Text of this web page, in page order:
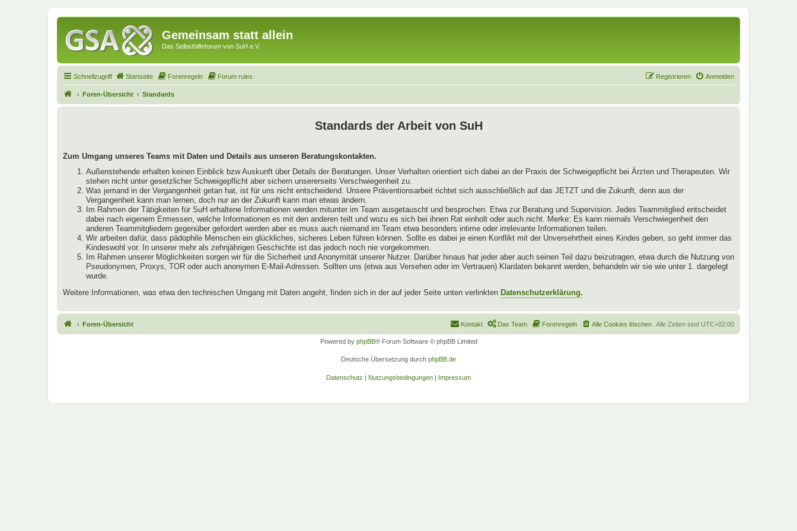
Gemeinsam statt allein
Das Selbsthilfeforum von SuH e.V.
Schnellzugriff Startseite Forenregeln Forum rules Anmelden
Registrieren
Foren-Übersicht Standards
Standards der Arbeit von SuH
Zum Umgang unseres Teams mit Daten und Details aus unseren Beratungskontakten.
Außenstehende erhalten keinen Einblick bzw Auskunft über Details der Beratungen. Unser Verhalten orientiert sich dabei an der Praxis der Schweigepflicht bei Ärzten und Therapeuten. Wir
stehen nicht unter gesetzlicher Schweigepflicht aber sichern unsererseits Verschwiegenheit zu.
Was jemand in der Vergangenheit getan hat, ist für uns nicht entscheidend. Unsere Präventionsarbeit richtet sich ausschließlich auf das JETZT und die Zukunft, denn aus der
Vergangenheit kann man lernen, doch nur an der Zukunft kann man etwas ändern.
Im Rahmen der Tätigkeiten für SuH erhaltene Informationen werden mitunter im Team ausgetauscht und besprochen. Etwa zur Beratung und Supervision. Jedes Teammitglied entscheidet
dabei nach eigenem Ermessen, welche Informationen es mit den anderen teilt und wozu es sich bei ihnen Rat einholt oder auch nicht. Merke: Es kann niemals Verschwiegenheit den
anderen Teammitgliedern gegenüber gefordert werden aber es muss auch niemand im Team etwa besonders intime oder irrelevante Informationen teilen.
Wir arbeiten dafür, dass pädophile Menschen ein glückliches, sicheres Leben führen können. Sollte es dabei je einen Konflikt mit der Unversehrtheit eines Kindes geben, so geht immer das
Kindeswohl vor. In unserer mehr als zehnjährigen Geschichte ist das jedoch noch nie vorgekommen.
Im Rahmen unserer Möglichkeiten sorgen wir für die Sicherheit und Anonymität unserer Nutzer. Darüber hinaus hat jeder aber auch seinen Teil dazu beizutragen, etwa durch die Nutzung von
Pseudonymen, Proxys, TOR oder auch anonymen E-Mail-Adressen. Sollten uns (etwa aus Versehen oder im Vertrauen) Klardaten bekannt werden, behandeln wir sie wie unter 1. dargelegt
wurde.
Weitere Informationen, was etwa den technischen Umgang mit Daten angeht, finden sich in der auf jeder Seite unten verlinkten Datenschutzerklärung.
Foren-Übersicht Alle Zeiten sind UTC+02:00
Alle Cookies löschen
Forenregeln
Das Team
Kontakt
Powered by phpBB® Forum Software © phpBB Limited
Deutsche Übersetzung durch phpBB.de
Datenschutz | Nutzungsbedingungen | Impressum